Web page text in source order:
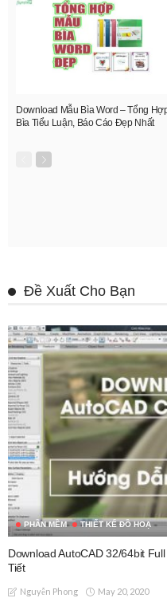
Download Mẫu Bìa Word – Tổng
Bìa Tiểu Luận, Báo Cáo Đẹp Nhất
Đề Xuất Cho Bạn
PHẦN MỀM THIẾT KẾ ĐỒ HOẠ
Download AutoCAD 32/64bit
Tiết
Nguyễn Phong May 20, 2020